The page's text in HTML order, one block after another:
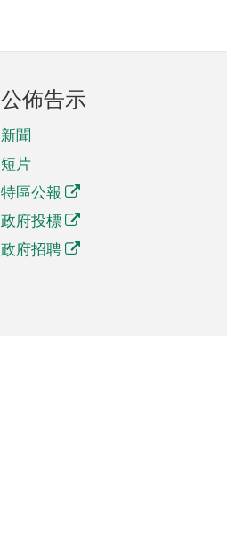
公佈告示
新聞
短片
特區公報
政府投標
政府招聘